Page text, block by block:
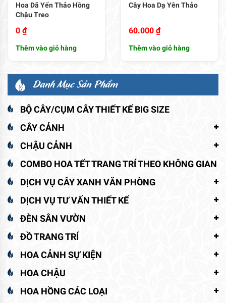
Hoa Dã Yến Thảo Hồng
Chậu Treo
0 ₫
Thêm vào giỏ hàng
Cây Hoa Dạ Yên Thảo
60.000 ₫
Thêm vào giỏ hàng
Danh Mục Sản Phẩm
BỘ CÂY/CỤM CÂY THIẾT KẾ BIG SIZE
CÂY CẢNH
CHẬU CẢNH
COMBO HOA TẾT TRANG TRÍ THEO KHÔNG GIAN
DỊCH VỤ CÂY XANH VĂN PHÒNG
DỊCH VỤ TƯ VẤN THIẾT KẾ
ĐÈN SÂN VƯỜN
ĐỒ TRANG TRÍ
HOA CẢNH SỰ KIỆN
HOA CHẬU
HOA HỒNG CÁC LOẠI